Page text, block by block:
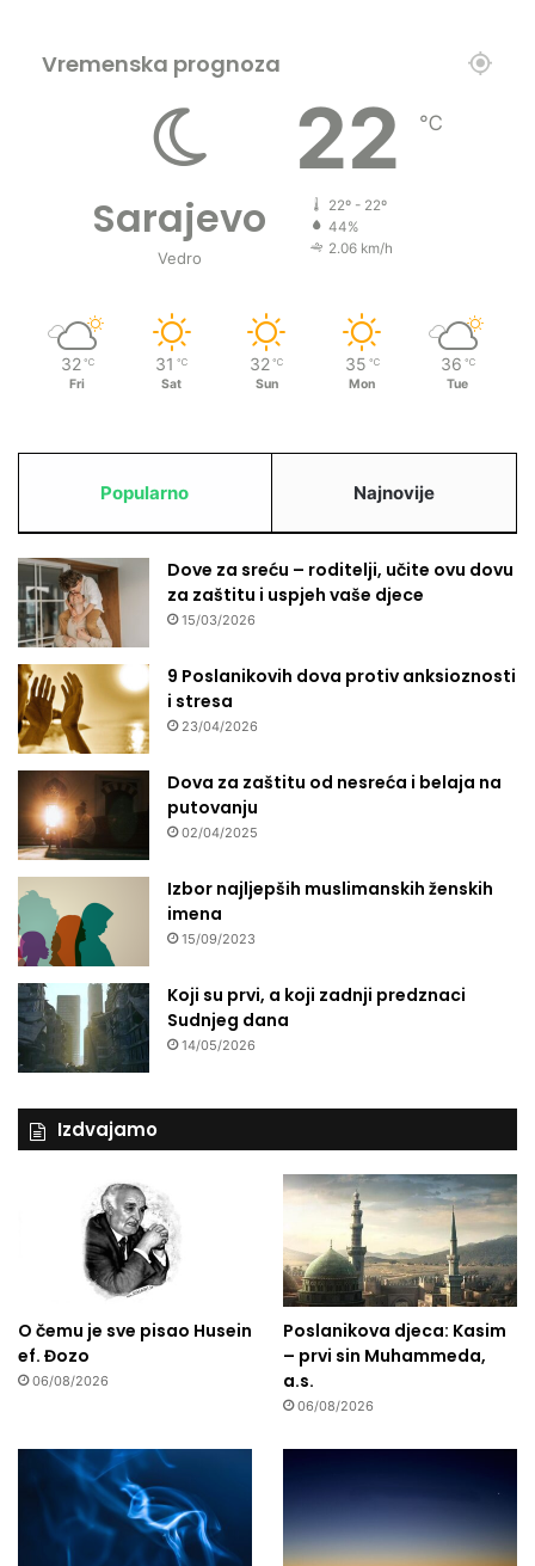
Vremenska prognoza
Sarajevo
Vedro
22 ℃
22º - 22º
44%
2.06 km/h
32 ℃
Fri
31 ℃
Sat
32 ℃
Sun
35 ℃
Mon
36 ℃
Tue
Popularno Najnovije
Dove za sreću – roditelji, učite ovu dovu
za zaštitu i uspjeh vaše djece
15/03/2026
9 Poslanikovih dova protiv anksioznosti
i stresa
23/04/2026
Dova za zaštitu od nesreća i belaja na
putovanju
02/04/2025
Izbor najljepših muslimanskih ženskih
imena
15/09/2023
Koji su prvi, a koji zadnji predznaci
Sudnjeg dana
14/05/2026
Izdvajamo
O čemu je sve pisao Husein
ef. Đozo
06/08/2026
Poslanikova djeca: Kasim
– prvi sin Muhammeda,
a.s.
06/08/2026